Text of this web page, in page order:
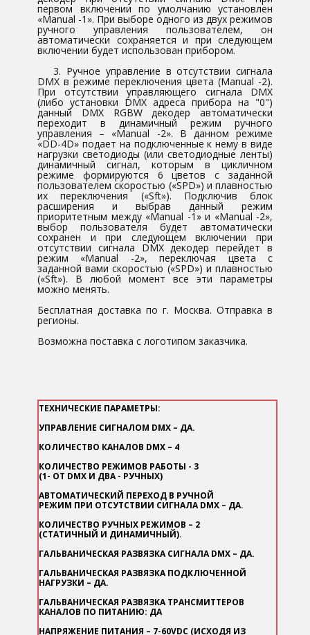
ТЕХНИЧЕСКИЕ ПАРАМЕТРЫ​:
УПРАВЛЕНИЕ СИГНАЛОМ DMX – ДА.
КОЛИЧЕСТВО КАНАЛОВ DMX – 4
КОЛИЧЕСТВО РЕЖИМОВ РАБОТЫ - 3
(1- ОТ DMX И ДВА - РУЧНЫХ)
АВТОМАТИЧЕСКИЙ ПЕРЕХОД В РУЧНОЙ
РЕЖИМ ПРИ ОТСУТСТВИИ СИГНАЛА DMX – ДА.
КОЛИЧЕСТВО РУЧНЫХ РЕЖИМОВ – 2
(СТАТИЧНЫЙ И ДИНАМИЧНЫЙ).
ГАЛЬВАНИЧЕСКАЯ РАЗВЯЗКА СИГНАЛА DMX – ДА.
ГАЛЬВАНИЧЕСКАЯ РАЗВЯЗКА ПОДКЛЮЧЕННОЙ
НАГРУЗКИ – ДА.
ГАЛЬВАНИЧЕСКАЯ РАЗВЯЗКА ТРАНСМИТТЕРОВ
КАНАЛОВ ПО ПИТАНИЮ: ДА
НАПРЯЖЕНИЕ ПИТАНИЯ – 7-60VDC (ИСХОДЯ ИЗ
первом включении по умолчанию установлен
«Manual -1». При выборе одного из двух режимов
ручного управления пользователем, он
автоматически сохраняется и при следующем
включении будет использован прибором.
3. Ручное управление в отсутствии сигнала
DMX в режиме переключения цвета (Manual -2).
При отсутствии управляющего сигнала DMX
(либо установки DMX адреса прибора на "0")
данный DMX RGBW декодер автоматически
переходит в динамичный режим ручного
управления – «Manual -2». В данном режиме
«DD-4D» подает на подключенные к нему в виде
нагрузки светодиоды (или светодиодные ленты)
динамичный сигнал, которым в цикличном
режиме формируются 6 цветов с заданной
пользователем скоростью («SPD») и плавностью
их переключения («Sft»). Подключив блок
расширения и выбрав данный режим
приоритетным между «Manual -1» и «Manual -2»,
выбор пользователя будет автоматически
сохранен и при следующем включении при
отсутствии сигнала DMX декодер перейдет в
режим «Manual -2», переключая цвета с
заданной вами скоростью («SPD») и плавностью
(«Sft»). В любой момент все эти параметры
можно менять.
Бесплатная доставка по г. Москва. Отправка в
регионы.
Возможна поставка с логотипом заказчика.​